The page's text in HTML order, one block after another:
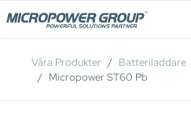
Lediga Tjänster
Våra Produkter Batteriladdare
Micropower ST60 Pb